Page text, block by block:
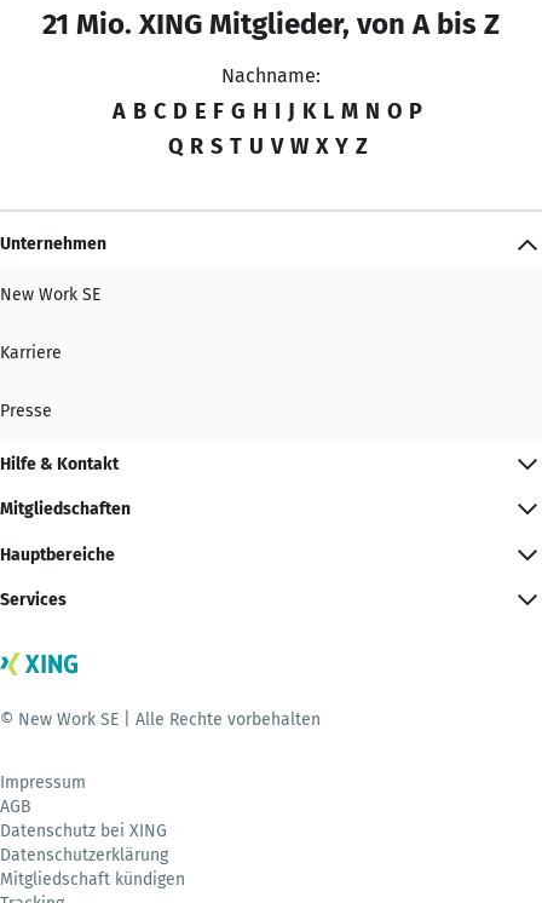
21 Mio. XING Mitglieder, von A bis Z
Nachname:
A B C D E F G H I J K L M N O P
Q R S T U V W X Y Z
Unternehmen
New Work SE
Karriere
Presse
Hilfe & Kontakt
Mitgliedschaften
Hauptbereiche
Services
© New Work SE | Alle Rechte vorbehalten
Impressum
AGB
Datenschutz bei XING
Datenschutzerklärung
Mitgliedschaft kündigen